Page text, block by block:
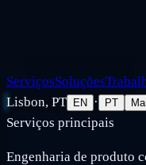
ServiçosSoluções
Lisbon, PT
EN · PT
Serviços principais
Engenharia de produto